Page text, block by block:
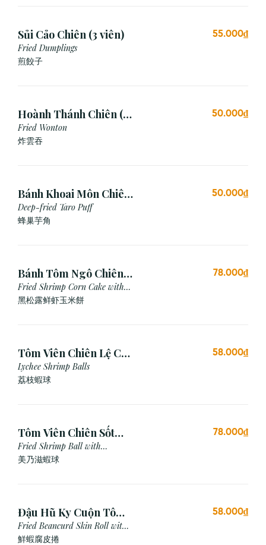
Sủi Cảo Chiên (3 viên)
Fried Dumplings
煎餃子
55.000₫
Hoành Thánh Chiên (3
viên)
Fried Wonton
炸雲吞
50.000₫
Bánh Khoai Môn Chiên
Xù (3 viên)
Deep-fried Taro Puff
蜂巢芋角
50.000₫
Bánh Tôm Ngô Chiên
Nấm Truffle (3 viên)
Fried Shrimp Corn Cake with
Truffle
黑松露鲜虾玉米餅
78.000₫
Tôm Viên Chiên Lệ Chi
(3 viên)
Lychee Shrimp Balls
荔枝蝦球
58.000₫
Tôm Viên Chiên Sốt
Mayonnaise (3 viên)
Fried Shrimp Ball with
Mayonnaise Sauce
美乃滋蝦球
78.000₫
Đậu Hũ Ky Cuộn Tôm
Chiên (3 cái)
Fried Beancurd Skin Roll with
Shrimp
鮮蝦腐皮捲
58.000₫